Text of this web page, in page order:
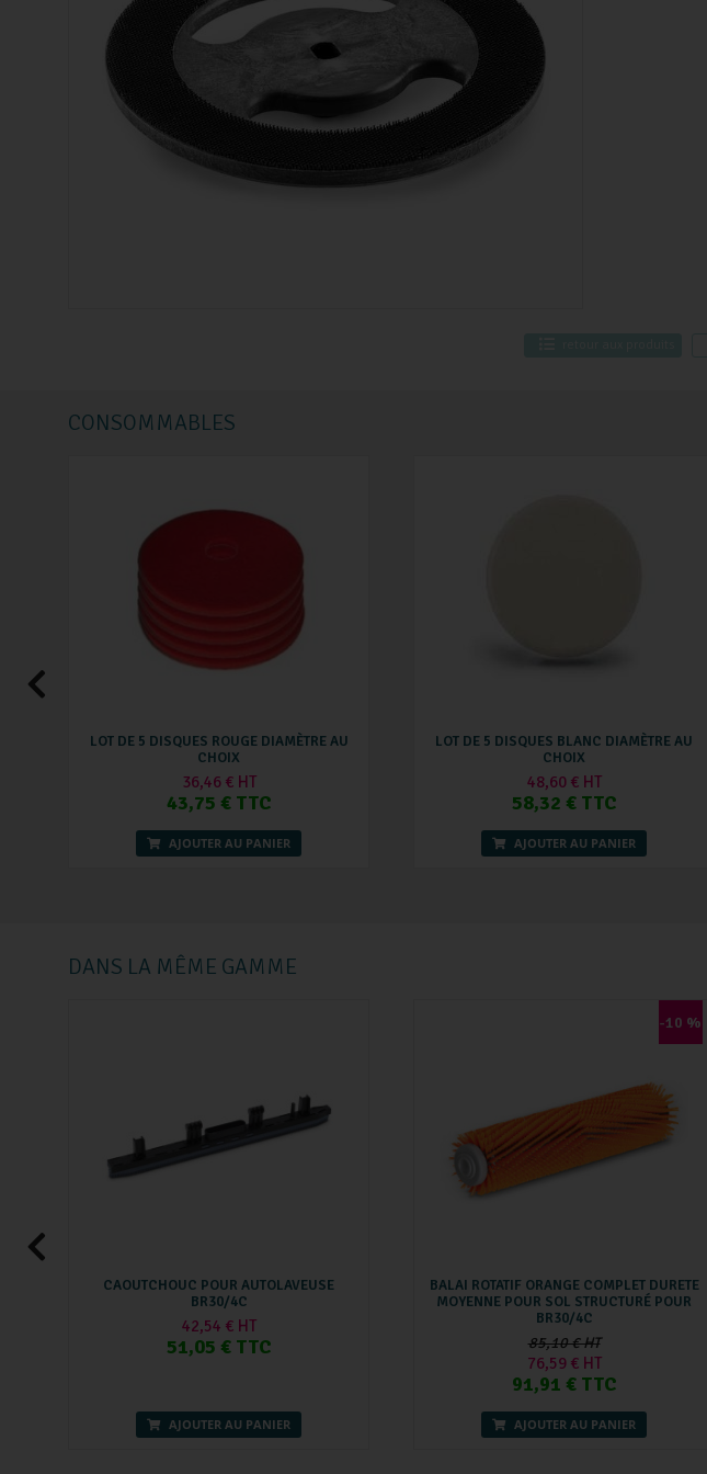
CONSOMMABLES
LOT DE 5 DISQUES ROUGE DIAMÈTRE AU
CHOIX
36,46 € HT
43,75 € TTC
AJOUTER AU PANIER
LOT DE 5 DISQUES BLANC DIAMÈTRE AU
CHOIX
48,60 € HT
58,32 € TTC
AJOUTER AU PANIER
DANS LA MÊME GAMME
CAOUTCHOUC POUR AUTOLAVEUSE
BR30/4C
42,54 € HT
51,05 € TTC
AJOUTER AU PANIER
-10 %
BALAI ROTATIF ORANGE COMPLET DURETE
MOYENNE POUR SOL STRUCTURÉ POUR
BR30/4C
85,10 € HT
76,59 € HT
91,91 € TTC
AJOUTER AU PANIER